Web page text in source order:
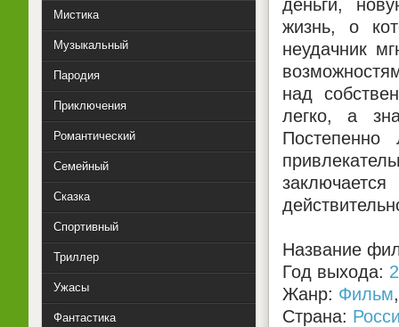
деньги,
жизнь, о
неудачник
над
легко, а
Название
Год выхода:
Жанр: Фильм
Страна:
Мистика
Музыкальный
Пародия
Приключения
Романтический
Семейный
Сказка
Спортивный
Триллер
Ужасы
Фантастика